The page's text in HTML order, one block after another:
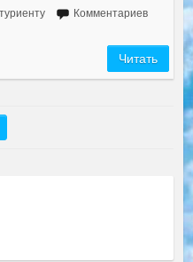
Комментариев
Читать